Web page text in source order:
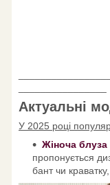
Актуальні
У 2025 році
Жіноча блуза
пропонується
бант чи